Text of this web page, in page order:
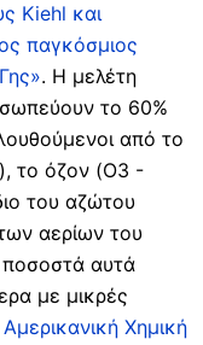
Kiehl και
παγκόσμιος
. Η μελέτη
το 60%
από το
το όζον (O3 -
του αζώτου
αερίων του
αυτά
με μικρές
Αμερικανική Χημική